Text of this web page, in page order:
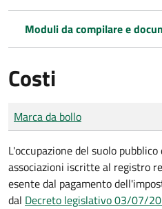
Moduli da compilare e
Costi
Tipo di pagamento
Importo
Marca da bollo
L'occupazione del suolo
associazioni iscritte al registro
esente dal pagamento
dal Decreto legislativo 03/07/